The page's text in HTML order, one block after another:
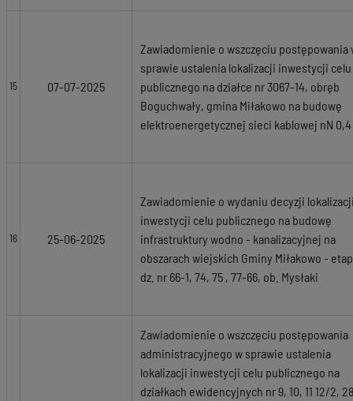
15 07-07-2025
Zawiadomienie o wszczęciu postępowania
sprawie ustalenia lokalizacji inwestycji celu
publicznego na działce nr 3067-14, obręb
Boguchwały, gmina Miłakowo na budowę
elektroenergetycznej sieci kablowej nN 0,4
16 25-06-2025
Zawiadomienie o wydaniu decyzji
inwestycji celu publicznego na budowę
infrastruktury wodno - kanalizacyjnej na
obszarach wiejskich Gminy Miłakowo -
dz. nr 66-1, 74, 75 , 77-66, ob. Mysłaki
Zawiadomienie o wszczęciu postępowania
administracyjnego w sprawie ustalenia
lokalizacji inwestycji celu publicznego na
działkach ewidencyjnych nr 9, 10, 11 12/2,